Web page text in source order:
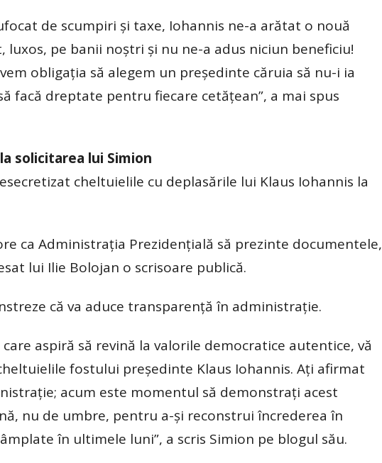
de scumpiri şi taxe, Iohannis ne-a arătat o nouă
pe banii noştri şi nu ne-a adus niciun beneficiu!
obligaţia să alegem un preşedinte căruia să nu-i ia
facă dreptate pentru fiecare cetăţean”, a mai spus
solicitarea lui Simion
cheltuielile cu deplasările lui Klaus Iohannis la
ca Administraţia Prezidenţială să prezinte documentele,
lui Ilie Bolojan o scrisoare publică.
că va aduce transparenţă în administraţie.
aspiră să revină la valorile democratice autentice, vă
fostului preşedinte Klaus Iohannis. Aţi afirmat
acum este momentul să demonstraţi acest
nu de umbre, pentru a-şi reconstrui încrederea în
în ultimele luni”, a scris Simion pe blogul său.